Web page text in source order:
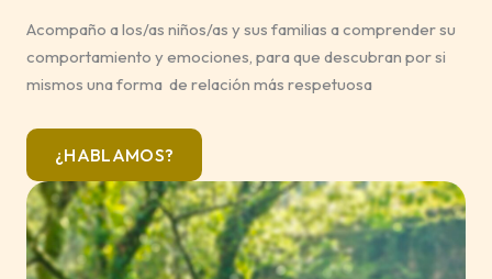
Acompaño a los/as niños/as y sus familias a comprender su
comportamiento y emociones, para que descubran por si
mismos una forma de relación más respetuosa
¿HABLAMOS?